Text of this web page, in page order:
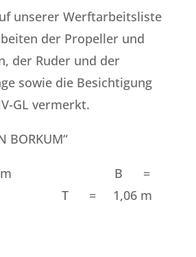
unserer Werftarbeitsliste
der Propeller und
der Ruder und der
sowie die Besichtigung
GL vermerkt.
BORKUM“
m B =
T = 1,06 m